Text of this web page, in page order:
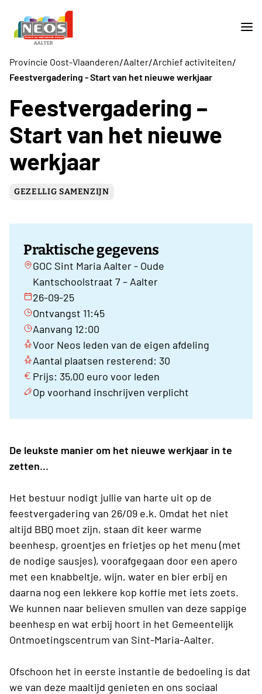
Provincie Oost-Vlaanderen/Aalter/Archief activiteiten/
Feestvergadering - Start van het nieuwe werkjaar
Feestvergadering –
Start van het nieuwe
werkjaar
GEZELLIG SAMENZIJN
Praktische gegevens
GOC Sint Maria Aalter - Oude
Kantschoolstraat 7 – Aalter
26-09-25
Ontvangst 11:45
Aanvang 12:00
Voor Neos leden van de eigen afdeling
Aantal plaatsen resterend: 30
Prijs: 35,00 euro voor leden
Op voorhand inschrijven verplicht
De leukste manier om het nieuwe werkjaar in te
zetten…
Het bestuur nodigt jullie van harte uit op de
feestvergadering van 26/09 e.k. Omdat het niet
altijd BBQ moet zijn, staan dit keer warme
beenhesp, groentjes en frietjes op het menu (met
de nodige sausjes), voorafgegaan door een apero
met een knabbeltje, wijn, water en bier erbij en
daarna nog een lekkere kop koffie met iets zoets.
We kunnen naar believen smullen van deze sappige
beenhesp en wat erbij hoort in het Gemeentelijk
Ontmoetingscentrum van Sint-Maria-Aalter.
Ofschoon het in eerste instantie de bedoeling is dat
we van deze maaltijd genieten en ons sociaal